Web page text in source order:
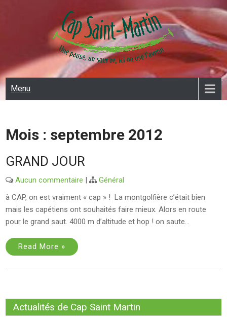
CAP SAINT MARTIN
Menu
Mois : septembre 2012
GRAND JOUR
Aucun commentaire |
Général
à CAP, on est vraiment « cap » ! La montgolfière c’était bien
mais les capétiens ont souhaités faire mieux. Alors en route
pour le grand saut. 4000 m d’altitude et hop ! on saute…
Read More »
Actualités de Cap Saint Martin